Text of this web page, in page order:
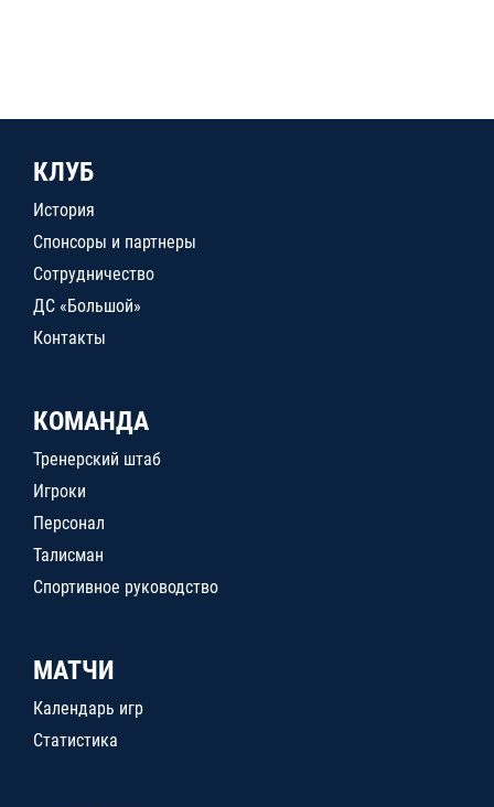
КЛУБ
История
Спонсоры и партнеры
Сотрудничество
ДС «Большой»
Контакты
КОМАНДА
Тренерский штаб
Игроки
Персонал
Талисман
Спортивное руководство
МАТЧИ
Календарь игр
Статистика